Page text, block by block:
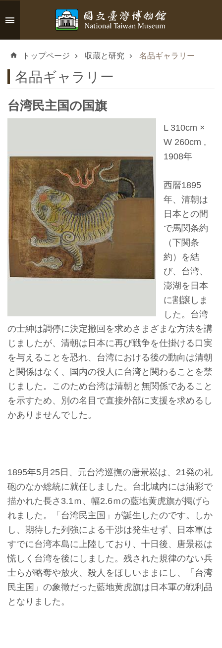
メインのコンテンツブロックにジャンプします
な
索
フ
ォ
メ
ー
シ
ョ
ン
展
報
学
習
リ
ソ
ー
ス
研
究
台
博
館
い
トップページ 収蔵と研究 名品ギャラリー
名品ギャラリー
台湾民主国の国旗
L 310cm ×
W 260cm ,
1908年
西暦1895
年、清朝は
日本との間
で馬関条約
（下関条
約）を結
び、台湾、
澎湖を日本
に割譲しま
した。台湾
の士紳は調停に決定撤回を求めさまざまな方法を講
じましたが、清朝は日本に再び戦争を仕掛ける口実
を与えることを恐れ、台湾における後の動向は清朝
と関係はなく、国内の役人に台湾と関わることを禁
じました。このため台湾は清朝と無関係であること
を示すため、別の名目で直接外部に支援を求めるし
かありませんでした。
1895年5月25日、元台湾巡撫の唐景崧は、21発の礼
砲のなか総統に就任しました。台北城内には油彩で
描かれた長さ3.1ｍ、幅2.6ｍの藍地黄虎旗が掲げら
れました。「台湾民主国」が誕生したのです。しか
し、期待した列強による干涉は発生せず、日本軍は
すでに台湾本島に上陸しており、十日後、唐景崧は
慌しく台湾を後にしました。残された規律のない兵
士らが略奪や放火、殺人をほしいままにし、「台湾
民主国」の象徵だった藍地黄虎旗は日本軍の戦利品
となりました。